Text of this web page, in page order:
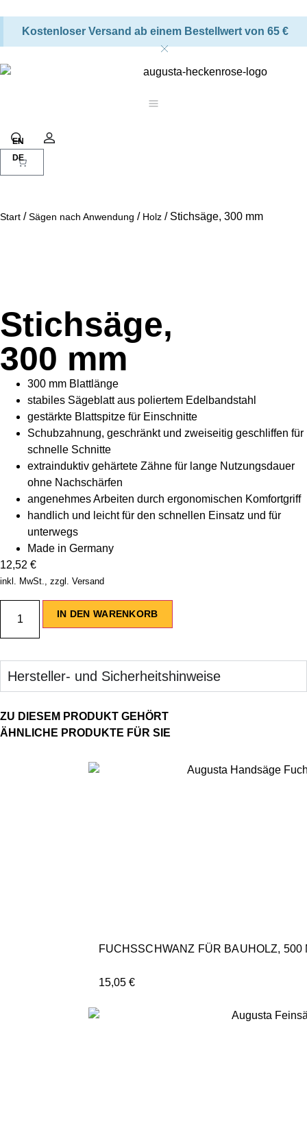
Kostenloser Versand ab einem Bestellwert von 65 €
Warenkorb
Suche
Start /Sägen nach Anwendung / Holz / Stichsäge, 300 mm
Stichsäge,
300 mm
300 mm Blattlänge
stabiles Sägeblatt aus poliertem Edelbandstahl
gestärkte Blattspitze für Einschnitte
Schubzahnung, geschränkt und zweiseitig geschliffen für
schnelle Schnitte
extrainduktiv gehärtete Zähne für lange Nutzungsdauer
ohne Nachschärfen
angenehmes Arbeiten durch ergonomischen Komfortgriff
handlich und leicht für den schnellen Einsatz und für
unterwegs
Made in Germany
12,52 €
inkl. MwSt., zzgl. Versand
IN DEN WARENKORB
Hersteller- und Sicherheitshinweise
FUCHSSCHWANZ FÜR BAUHOLZ, 500
15,05 €